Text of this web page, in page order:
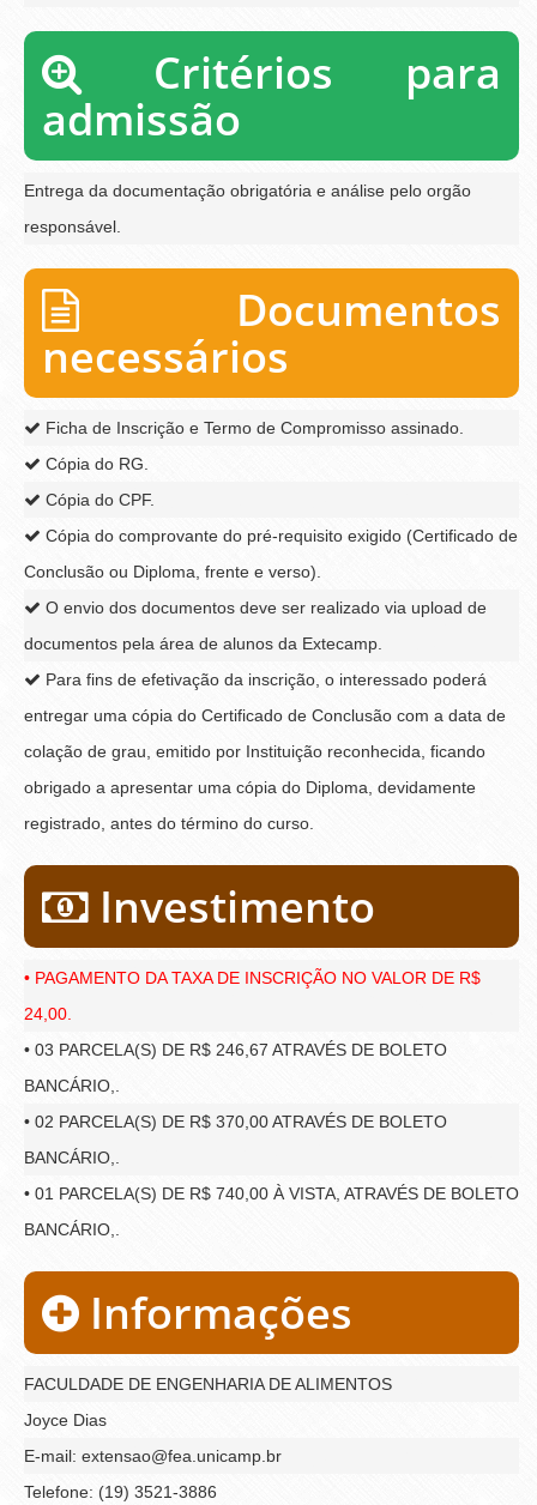
Critérios para
admissão
Entrega da documentação obrigatória e análise pelo orgão
responsável.
Documentos
necessários
Ficha de Inscrição e Termo de Compromisso assinado.
Cópia do RG.
Cópia do CPF.
Cópia do comprovante do pré-requisito exigido (Certificado de
Conclusão ou Diploma, frente e verso).
O envio dos documentos deve ser realizado via upload de
documentos pela área de alunos da Extecamp.
Para fins de efetivação da inscrição, o interessado poderá
entregar uma cópia do Certificado de Conclusão com a data de
colação de grau, emitido por Instituição reconhecida, ficando
obrigado a apresentar uma cópia do Diploma, devidamente
registrado, antes do término do curso.
Investimento
• PAGAMENTO DA TAXA DE INSCRIÇÃO NO VALOR DE R$
24,00.
• 03 PARCELA(S) DE R$ 246,67 ATRAVÉS DE BOLETO
BANCÁRIO,.
• 02 PARCELA(S) DE R$ 370,00 ATRAVÉS DE BOLETO
BANCÁRIO,.
• 01 PARCELA(S) DE R$ 740,00 À VISTA, ATRAVÉS DE BOLETO
BANCÁRIO,.
Informações
FACULDADE DE ENGENHARIA DE ALIMENTOS
Joyce Dias
E-mail: extensao@fea.unicamp.br
Telefone: (19) 3521-3886